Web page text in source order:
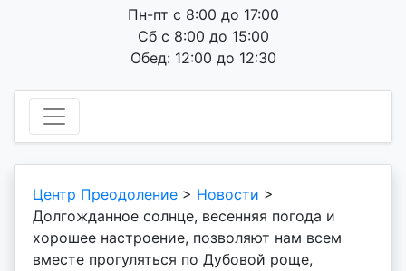
Пн-пт с 8:00 до 17:00
Сб с 8:00 до 15:00
Обед: 12:00 до 12:30
Центр Преодоление > Новости >
Долгожданное солнце, весенняя погода и
хорошее настроение, позволяют нам всем
вместе прогуляться по Дубовой роще,